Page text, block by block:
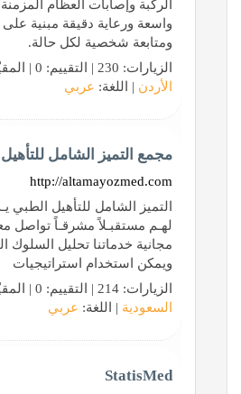
الركبة وإصابات العظام
واسعة ورعاية دقيقة مبنية
ومتابعة شخصية لكل حالة.
الزيارات: 230 | التقييم: 0 | المقيّمين: 0 | الدولة:
الأردن | اللغة: عربي
مجمع التميز الشامل
http://altamayozmed.com
التميز الشامل للتأهيل الطبي
لهـم مستقبـلاً مشرقـاً تواصل
ويمكن استخدام استراتيجيات
الزيارات: 214 | التقييم: 0 | المقيّمين: 0 | الدولة:
السعودية | اللغة: عربي
StatisMed